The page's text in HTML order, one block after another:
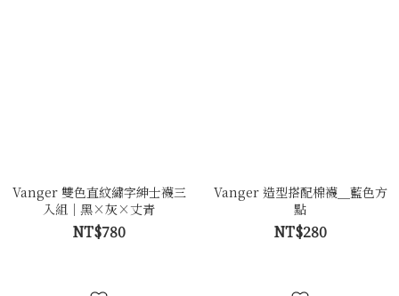
Vanger 雙色直紋繡字紳士襪三
入組｜黑×灰×丈青
NT$780
Vanger 造型搭配棉襪＿藍色方
點
NT$280